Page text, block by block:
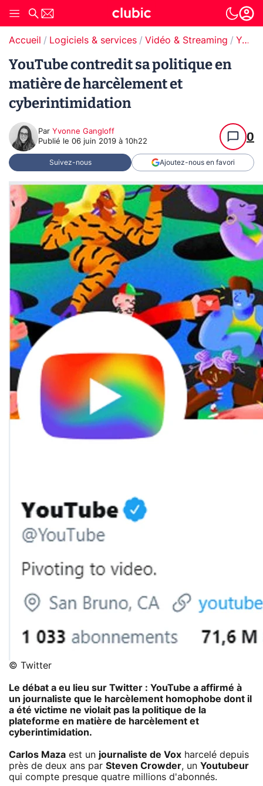
Accueil Logiciels & services Vidéo & Streaming YouTube
YouTube contredit sa politique en
matière de harcèlement et
cyberintimidation
Par Yvonne Gangloff
Publié le 06 juin 2019 à 10h22 0
Suivez-nous Ajoutez-nous en favori
© Twitter
Le débat a eu lieu sur Twitter : YouTube a affirmé à
un journaliste que le harcèlement homophobe dont il
a été victime ne violait pas la politique de la
plateforme en matière de harcèlement et
cyberintimidation.
Carlos Maza est un journaliste de Vox harcelé depuis
près de deux ans par Steven Crowder, un Youtubeur
qui compte presque quatre millions d'abonnés.